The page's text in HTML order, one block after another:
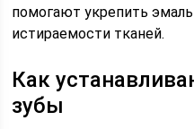
помогают укрепить
истираемости тканей.
Как
зубы